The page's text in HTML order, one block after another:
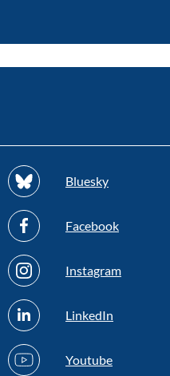
Bluesky
Facebook
Instagram
LinkedIn
Youtube